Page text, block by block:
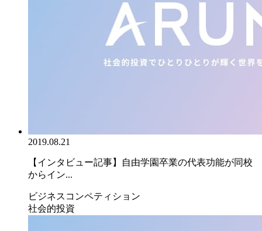
2019.08.21
【インタビュー記事】自由学園卒業の代表功能が同校
からイン...
ビジネスコンペティション
社会的投資